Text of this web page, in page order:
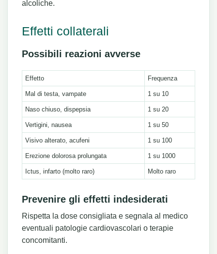
alcoliche.
Effetti collaterali
Possibili reazioni avverse
Effetto Frequenza
Mal di testa, vampate 1 su 10
Naso chiuso, dispepsia 1 su 20
Vertigini, nausea 1 su 50
Visivo alterato, acufeni 1 su 100
Erezione dolorosa prolungata 1 su 1000
Ictus, infarto (molto raro) Molto raro
Prevenire gli effetti indesiderati
Rispetta la dose consigliata e segnala al medico
eventuali patologie cardiovascolari o terapie
concomitanti.